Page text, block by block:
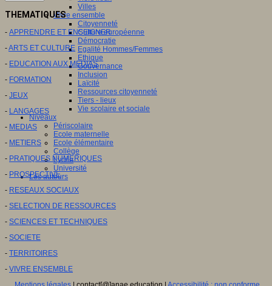
Villes
Vivre ensemble
Citoyenneté
Culture européenne
Démocratie
Egalité Hommes/Femmes
Ethique
Gouvernance
Inclusion
Laïcité
Ressources citoyenneté
Tiers - lieux
Vie scolaire et sociale
Niveaux
Périscolaire
Ecole maternelle
Ecole élémentaire
Collège
Lycée
Université
Les auteurs
THEMATIQUES
- APPRENDRE ET ENSEIGNER
-ARTS ET CULTURE
- EDUCATION AUX MEDIAS
- FORMATION
- JEUX
- LANGAGES
- MEDIAS
- METIERS
- PRATIQUES NUMERIQUES
- PROSPECTIVE
- RESEAUX SOCIAUX
- SELECTION DE RESSOURCES
- SCIENCES ET TECHNIQUES
- SOCIETE
- TERRITOIRES
- VIVRE ENSEMBLE